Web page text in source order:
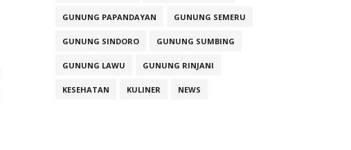
GUNUNG PAPANDAYAN GUNUNG SEMERU
GUNUNG SINDORO GUNUNG SUMBING
GUNUNG LAWU GUNUNG RINJANI
KESEHATAN KULINER NEWS